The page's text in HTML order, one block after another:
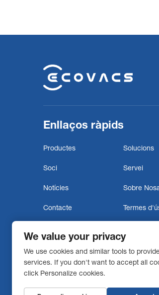
Enllaços ràpids
Productes Solucions
Soci Servei
Notícies Sobre
Contacte Termes
Declaració
d'accessibilitat
We value your privacy
We use cookies and similar tools to
services. If you don't want to accept all
click Personalize cookies.